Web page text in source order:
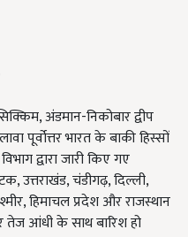
अंडमान-निकोबार द्वीप
पूर्वोत्तर भारत के बाकी हिस्सों
विभाग द्वारा जारी किए गए
उत्तराखंड, चंडीगढ़, दिल्ली,
हिमाचल प्रदेश और राजस्थान
आंधी के साथ बारिश हो